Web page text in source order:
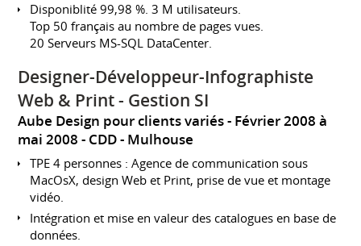
Disponiblité 99,98 %. 3 M utilisateurs.
Top 50 français au nombre de pages vues.
20 Serveurs MS-SQL DataCenter.
Designer-Développeur-Infographiste
Web & Print - Gestion SI
Aube Design pour clients variés
Février 2008 à
mai 2008 CDD Mulhouse
TPE 4 personnes : Agence de communication sous
MacOsX, design Web et Print, prise de vue et montage
vidéo.
Intégration et mise en valeur des catalogues en base de
données.